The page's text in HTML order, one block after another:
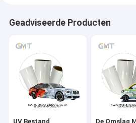
Geadviseerde Producten
UV Bestand De Omslag